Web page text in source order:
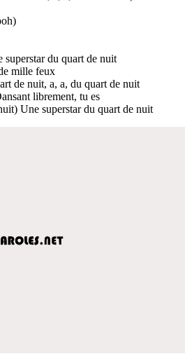
superstar du quart de nuit
mille feux
de nuit, a, a, du quart de nuit
librement, tu es
Une superstar du quart de nuit